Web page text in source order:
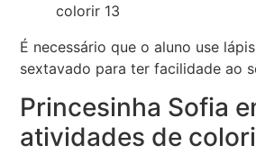
colorir 13
É necessário que o aluno use
sextavado para ter facilidade ao
Princesinha Sofia
atividades de